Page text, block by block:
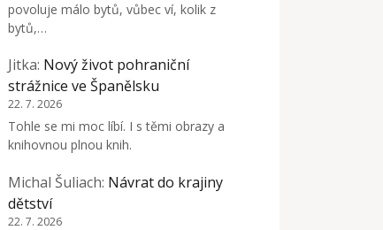
povoluje málo bytů, vůbec ví, kolik z
bytů,…
Jitka: Nový život pohraniční
strážnice ve Španělsku
22. 7. 2026
Tohle se mi moc líbí. I s těmi obrazy a
knihovnou plnou knih.
Michal Šuliach: Návrat do krajiny
dětství
22. 7. 2026